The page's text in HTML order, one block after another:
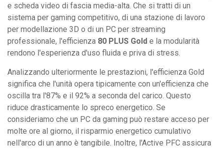
e scheda video di fascia media-alta. Che si tratti di un
sistema per gaming competitivo, di una stazione di lavoro
per modellazione 3D o di un PC per streaming
professionale, l'efficienza 80 PLUS Gold e la modularità
rendono l'esperienza d'uso fluida e priva di stress.
Analizzando ulteriormente le prestazioni, l'efficienza Gold
significa che l'unità opera tipicamente con un'efficienza che
oscilla tra l'87% e il 92% a seconda del carico. Questo
riduce drasticamente lo spreco energetico. Se
consideriamo che un PC da gaming può restare acceso per
molte ore al giorno, il risparmio energetico cumulativo
nell'arco di un anno è tangibile. Inoltre, l'Active PFC assicura